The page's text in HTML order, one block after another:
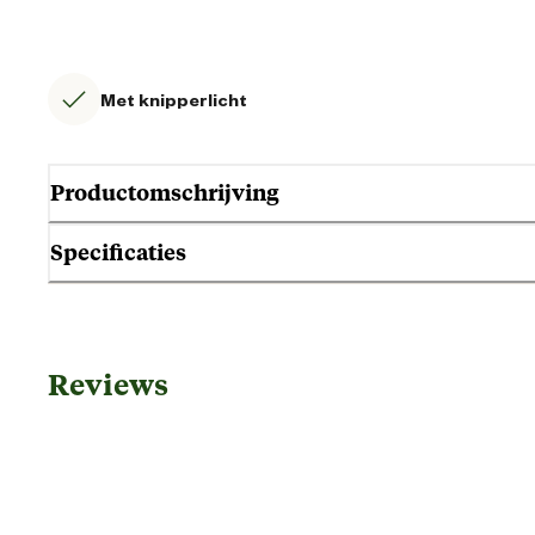
Met knipperlicht
Productomschrijving
Specificaties
Geschikt voor diersoort
Reviews